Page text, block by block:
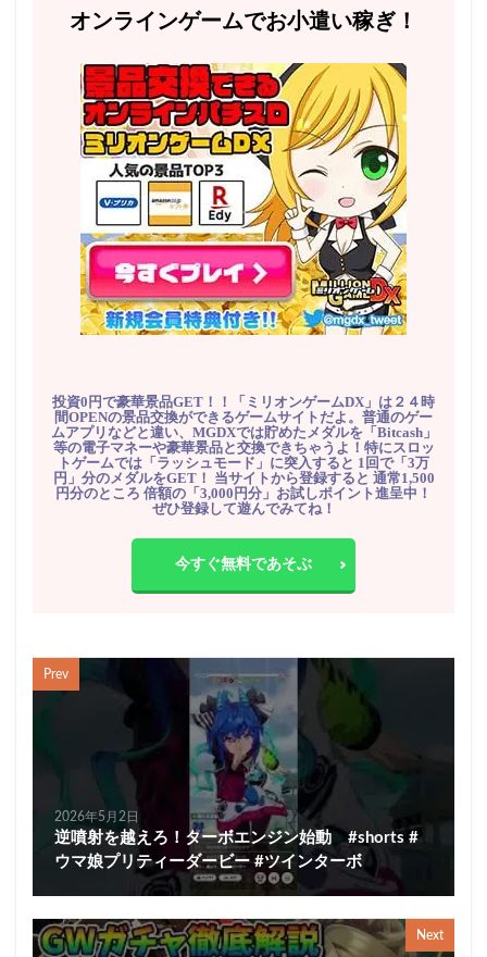
オンラインゲームでお小遣い稼ぎ！
投資0円で豪華景品GET！！「ミリオンゲームDX」は２４時
間OPENの景品交換ができるゲームサイトだよ。普通のゲー
ムアプリなどと違い、MGDXでは貯めたメダルを「Bitcash」
等の電子マネーや豪華景品と交換できちゃうよ！特にスロッ
トゲームでは「ラッシュモード」に突入すると 1回で「3万
円」分のメダルをGET！ 当サイトから登録すると 通常1,500
円分のところ 倍額の「3,000円分」お試しポイント進呈中！
ぜひ登録して遊んでみてね！
今すぐ無料であそぶ
Prev
2026年5月2日
逆噴射を越えろ！ターボエンジン始動 #shorts #
ウマ娘プリティーダービー #ツインターボ
Next